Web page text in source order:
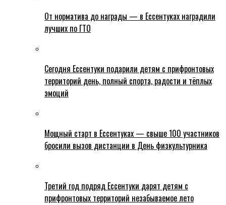
От норматива до награды — в Ессентуках наградили
лучших по ГТО
Сегодня Ессентуки подарили детям с прифронтовых
территорий день, полный спорта, радости и тёплых
эмоций
Мощный старт в Ессентуках — свыше 100 участников
бросили вызов дистанции в День физкультурника
Третий год подряд Ессентуки дарят детям с
прифронтовых территорий незабываемое лето